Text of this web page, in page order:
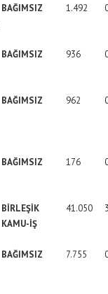
BAĞIMSIZ 1.492
BAĞIMSIZ 936
BAĞIMSIZ 962
BAĞIMSIZ 176
BİRLEŞİK
KAMU-İŞ
41.050
BAĞIMSIZ 7.755